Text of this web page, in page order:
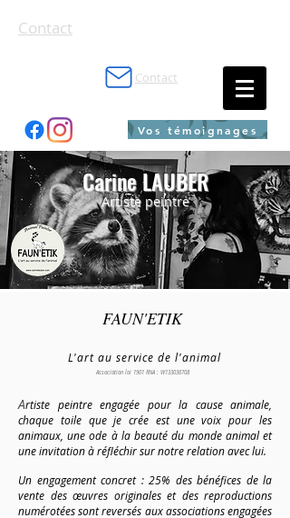
Contact
Contact
Vos témoignages
Carine LAUBER
Artiste peintre
FAUN'ETIK
L'art au service de l'animal
Association loi 1901 RNA : W133036708
Artiste peintre engagée pour la cause animale,
chaque toile que je crée est une voix pour les
animaux, une ode à la beauté du monde animal et
une invitation à réfléchir sur notre relation avec lui.
Un engagement concret : 25% des bénéfices de la
vente des œuvres originales et des reproductions
numérotées sont reversés aux associations engagées